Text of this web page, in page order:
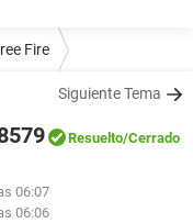
Fire
Siguiente Tema
Resuelto/Cerrado
06:07
06:06